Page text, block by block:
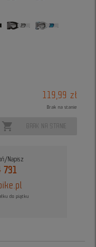
119,99 zł
Brak na stanie
shopping_cart BRAK NA STANIE
Napisz
731
do piątku